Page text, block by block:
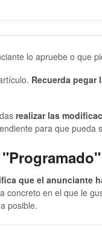
lo apruebe o que
Recuerda pegar
realizar las
para que pueda
que el anunciante
concreto en el que le
posible.